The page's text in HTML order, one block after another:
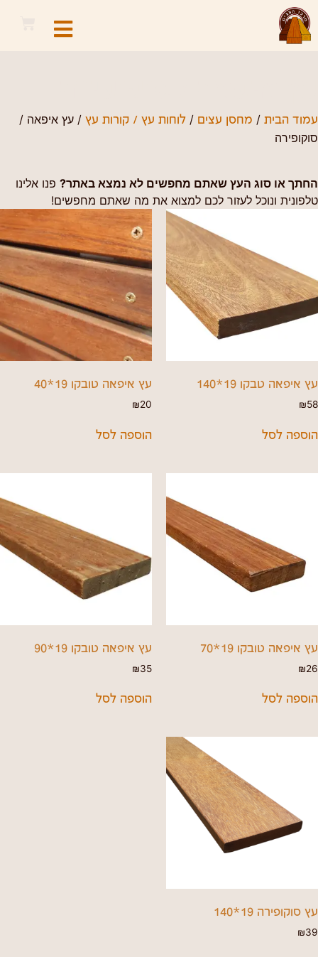
עמוד הבית / מחסן עצים / לוחות עץ / קורות עץ / עץ איפאה /
סוקופירה
החתך או סוג העץ שאתם מחפשים לא נמצא באתר? פנו אלינו
טלפונית ונוכל לעזור לכם למצוא את מה שאתם מחפשים!
עץ איפאה טבקו 19*140
₪58
הוספה לסל
עץ איפאה טובקו 19*40
₪20
הוספה לסל
עץ איפאה טובקו 19*70
₪26
הוספה לסל
עץ איפאה טובקו 19*90
₪35
הוספה לסל
עץ סוקופירה 19*140
₪39